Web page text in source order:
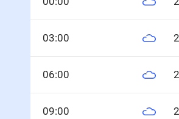
03:00
06:00
09:00